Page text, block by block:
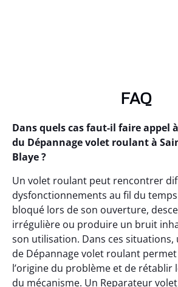
FAQ
Dans quels cas faut-il faire appel
du Dépannage volet roulant à
Blaye ?
Un volet roulant peut rencontrer
dysfonctionnements au fil du
bloqué lors de son ouverture,
irrégulière ou produire un bruit
son utilisation. Dans ces
de Dépannage volet roulant
l’origine du problème et de
du mécanisme. Un Reparateur